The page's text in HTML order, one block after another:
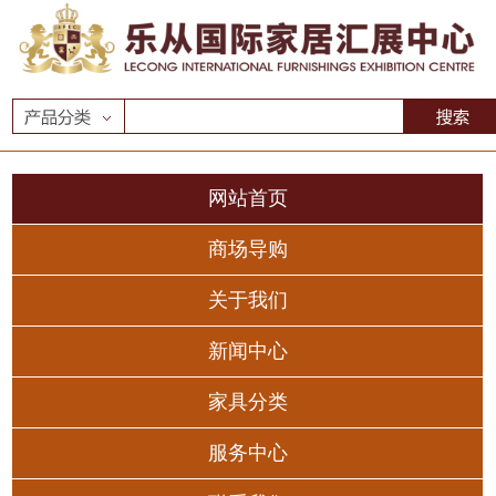
网站首页
商场导购
关于我们
新闻中心
家具分类
服务中心